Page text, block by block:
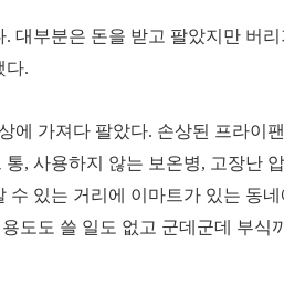
. 대부분은 돈을 받고 팔았지만 버
다.
에 가져다 팔았다. 손상된 프라이
, 사용하지 않는 보온병, 고장난
수 있는 거리에 이마트가 있는 동
도도 쓸 일도 없고 군데군데 부식